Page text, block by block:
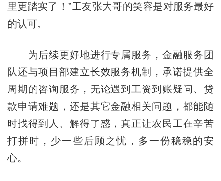
里更踏实了！”工友张大哥的笑容是对服务最好
的认可。
为后续更好地进行专属服务，金融服务团
队还与项目部建立长效服务机制，承诺提供全
周期的咨询服务，无论遇到工资到账疑问、贷
款申请难题，还是其它金融相关问题，都能随
时找得到人、解得了惑，真正让农民工在辛苦
打拼时，少一些后顾之忧，多一份稳稳的安
心。